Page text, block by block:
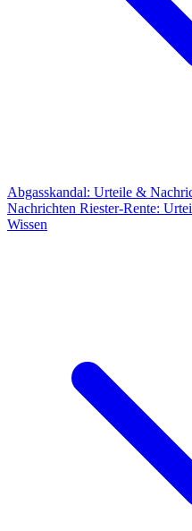
Abgasskandal: Urteile &
Nachrichten Riester-Rente:
Wissen